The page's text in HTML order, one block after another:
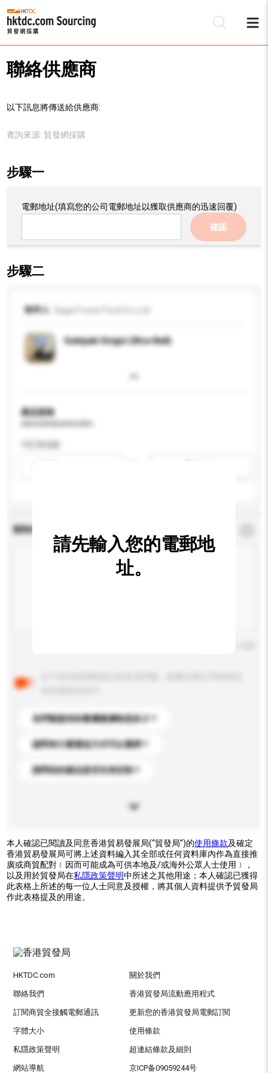
聯絡供應商
以下訊息將傳送給供應商:
查詢來源: 貿發網採購
步驟一
電郵地址(填寫您的公司電郵地址以獲取供應商的迅速回覆)
確認
步驟二
收件人
Sukiyaki Onigiri (Rice Ball)
產品規格
查詢內容
你們能提供的最優惠價格是多少？
請問有什麼運送方式可以選擇？
請問你的產品是否支持定制？
請先輸入您的電郵地
址。
本人確認已閱讀及同意香港貿易發展局(“貿發局”)的使用條款及確定
香港貿易發展局可將上述資料編入其全部或任何資料庫內作為直接推
廣或商貿配對﹝因而可能成為可供本地及/或海外公眾人士使用﹞，
以及用於貿發局在私隱政策聲明中所述之其他用途；本人確認已獲得
此表格上所述的每一位人士同意及授權，將其個人資料提供予貿發局
作此表格提及的用途。
HKTDC.com 關於我們
聯絡我們 香港貿發局流動應用程式
訂閱商貿全接觸電郵通訊 更新您的香港貿發局電郵訂閱
字體大小 使用條款
私隱政策聲明 超連結條款及細則
網站導航 京ICP备09059244号